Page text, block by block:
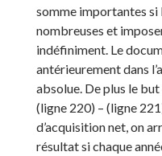
somme importantes
nombreuses et
indéfiniment. Le
antérieurement dans
absolue. De plus le
(ligne 220) – (ligne
d’acquisition net, on
résultat si chaque